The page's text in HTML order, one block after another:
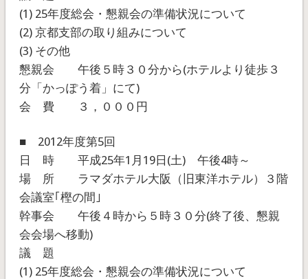
(1) 25年度総会・懇親会の準備状況について
(2) 京都支部の取り組みについて
(3) その他
懇親会 午後５時３０分から(ホテルより徒歩３
分「かっぽう着」にて)
会 費 ３，０００円
■ 2012年度第5回
日 時 平成25年1月19日(土) 午後4時～
場 所 ラマダホテル大阪（旧東洋ホテル）３階
会議室｢樫の間｣
幹事会 午後４時から５時３０分(終了後、懇親
会会場へ移動)
議 題
(1) 25年度総会・懇親会の準備状況について